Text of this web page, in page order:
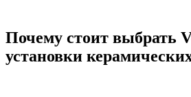
Почему стоит выбрать
установки